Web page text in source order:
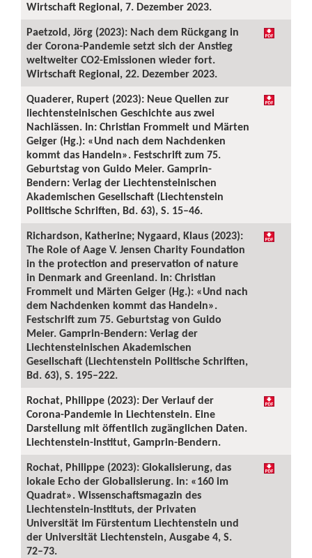
Wirtschaft Regional, 7. Dezember 2023.
Paetzold, Jörg (2023): Nach dem Rückgang in
der Corona-Pandemie setzt sich der Anstieg
weltweiter CO2-Emissionen wieder fort.
Wirtschaft Regional, 22. Dezember 2023.
Quaderer, Rupert (2023): Neue Quellen zur
liechtensteinischen Geschichte aus zwei
Nachlässen. In: Christian Frommelt und Märten
Geiger (Hg.): «Und nach dem Nachdenken
kommt das Handeln». Festschrift zum 75.
Geburtstag von Guido Meier. Gamprin-
Bendern: Verlag der Liechtensteinischen
Akademischen Gesellschaft (Liechtenstein
Politische Schriften, Bd. 63), S. 15–46.
Richardson, Katherine; Nygaard, Klaus (2023):
The Role of Aage V. Jensen Charity Foundation
in the protection and preservation of nature
in Denmark and Greenland. In: Christian
Frommelt und Märten Geiger (Hg.): «Und nach
dem Nachdenken kommt das Handeln».
Festschrift zum 75. Geburtstag von Guido
Meier. Gamprin-Bendern: Verlag der
Liechtensteinischen Akademischen
Gesellschaft (Liechtenstein Politische Schriften,
Bd. 63), S. 195–222.
Rochat, Philippe (2023): Der Verlauf der
Corona-Pandemie in Liechtenstein. Eine
Darstellung mit öffentlich zugänglichen Daten.
Liechtenstein-Institut, Gamprin-Bendern.
Rochat, Philippe (2023): Glokalisierung, das
lokale Echo der Globalisierung. In: «160 im
Quadrat». Wissenschaftsmagazin des
Liechtenstein-Instituts, der Privaten
Universität im Fürstentum Liechtenstein und
der Universität Liechtenstein, Ausgabe 4, S.
72–73.